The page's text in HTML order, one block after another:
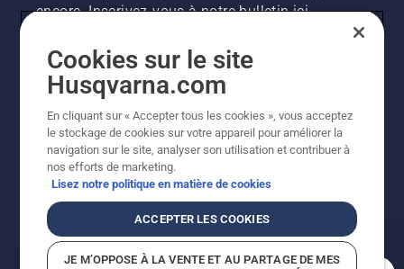
encore. Inscrivez-vous à notre bulletin ici.
INSCRIPTION À LA NEWSLETTER
©2026 Husqvarna AB (publ.). En raison de
Cookies sur le site
Husqvarna.com
En cliquant sur « Accepter tous les cookies », vous acceptez
le stockage de cookies sur votre appareil pour améliorer la
navigation sur le site, analyser son utilisation et contribuer à
nos efforts de marketing.
Lisez notre politique en matière de cookies
ACCEPTER LES COOKIES
JE M’OPPOSE À LA VENTE ET AU PARTAGE DE MES